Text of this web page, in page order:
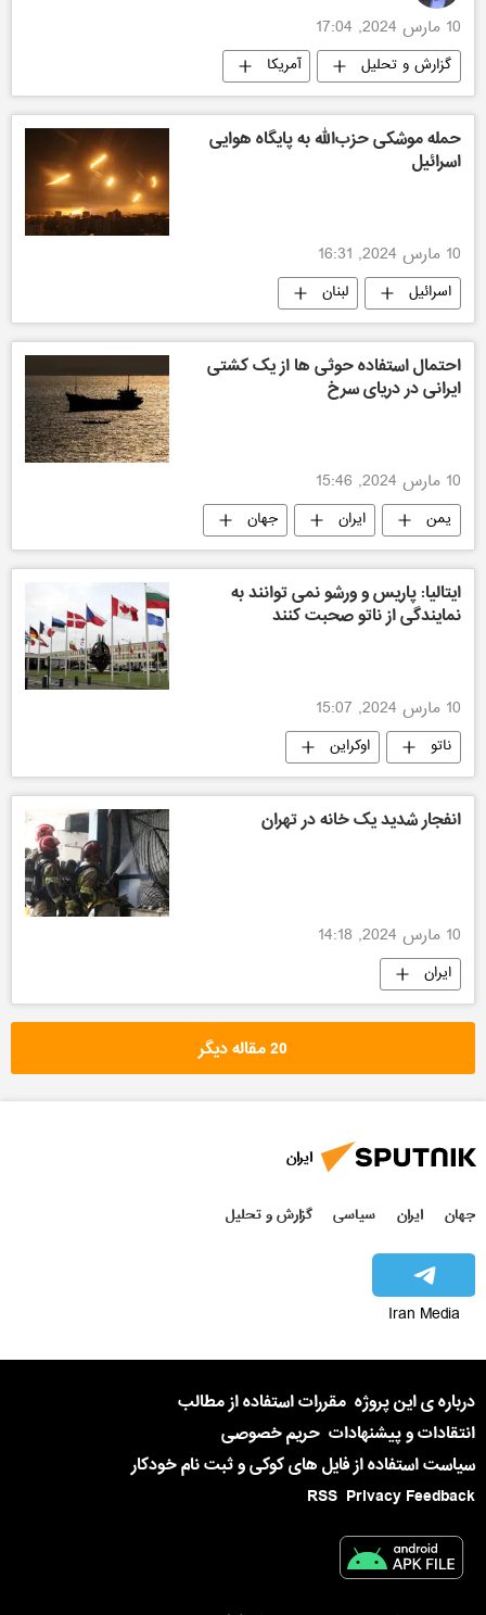
10 مارس 2024, 17:04
گزارش و تحلیل
آمریکا
تنش بین اسرائیل و فلسطین
سیاسی
حمله موشکی حزب‌الله به پایگاه هوایی
اسرائیل
10 مارس 2024, 16:31
اسرائیل
لبنان
تنش بین اسرائیل و فلسطین
احتمال استفاده حوثی ها از یک کشتی
ایرانی در دریای سرخ
10 مارس 2024, 15:46
یمن ایران جهان
ایتالیا: پاریس و ورشو نمی توانند به
نمایندگی از ناتو صحبت کنند
10 مارس 2024, 15:07
ناتو اوکراین
انفجار شدید یک خانه در تهران
10 مارس 2024, 14:18
ایران
20 مقاله دیگر
ایران
جهان ایران سیاسی گزارش و تحلیل
Iran Media
درباره ی این پروژه مقررات استفاده از مطالب
انتقادات و پیشنهادات حریم خصوصی
سیاست استفاده از فایل های کوکی و ثبت نام خودکار
Privacy Feedback
RSS